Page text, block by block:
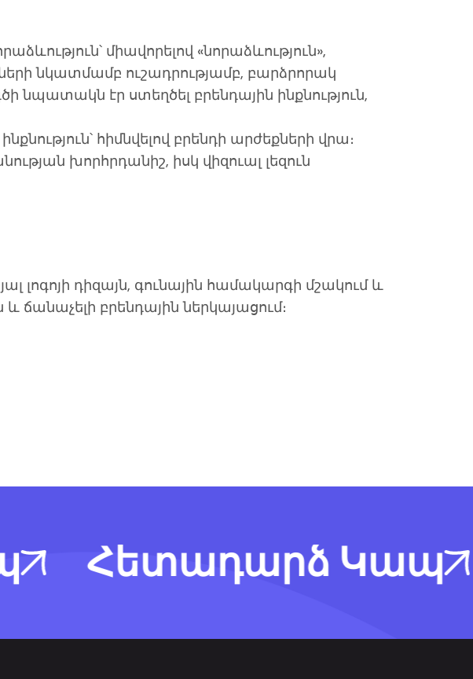
միավորելով «նորաձևություն»,
նկատմամբ ուշադրությամբ, բարձրորակ
էր ստեղծել բրենդային ինքնություն,
հիմնվելով բրենդի արժեքների վրա։
խորհրդանիշ, իսկ վիզուալ լեզուն
լոգոյի դիզայն, գունային համակարգի մշակում և
ճանաչելի բրենդային ներկայացում։
Հետադարձ Կապ